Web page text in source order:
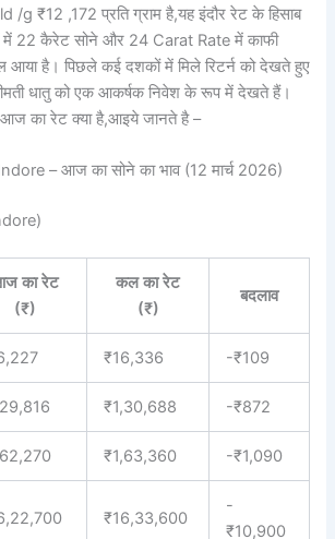
g ₹12 ,172 प्रति ग्राम है,यह इंदौर रेट के हिसाब
22 कैरेट सोने और 24 Carat Rate में काफी
आया है। पिछले कई दशकों में मिले रिटर्न को देखते हुए
धातु को एक आकर्षक निवेश के रूप में देखते हैं।
का रेट क्या है,आइये जानते है –
– आज का सोने का भाव (12 मार्च 2026)
का रेट
(₹)
कल का रेट
(₹)
बदलाव
₹16,336 -₹109
₹1,30,688 -₹872
₹1,63,360 -₹1,090
₹16,33,600
-
₹10,900